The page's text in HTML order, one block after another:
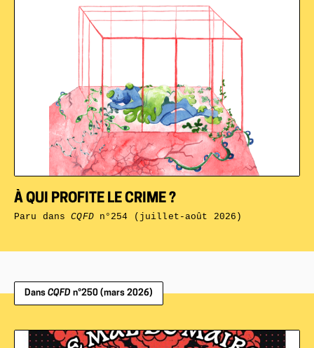
À QUI PROFITE LE CRIME ?
Paru dansCQFDn°254 (juillet-août 2026)
Dans CQFD n°250 (mars 2026)